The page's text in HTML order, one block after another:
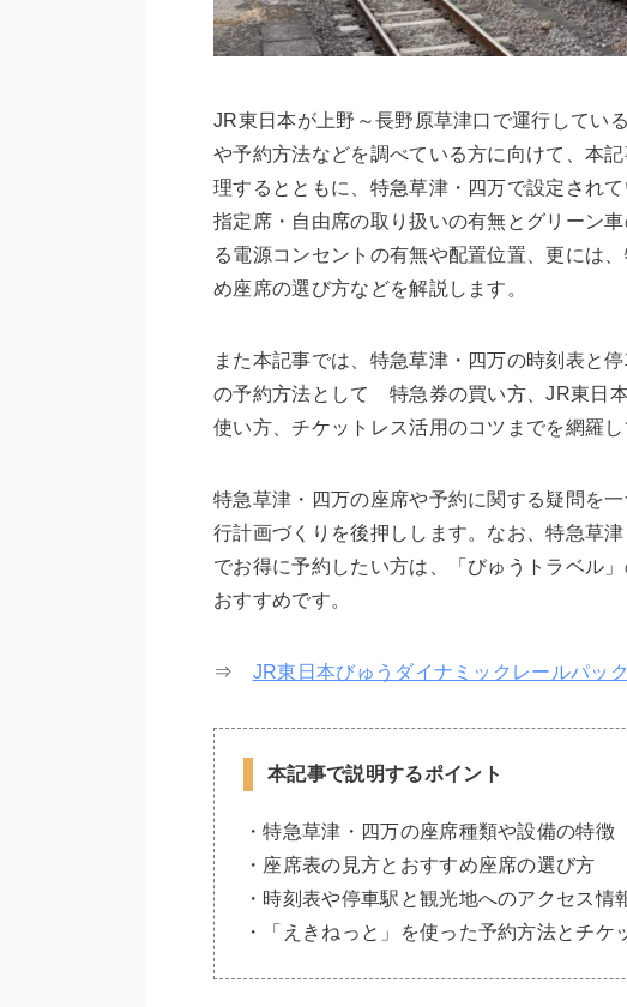
JR東日本が上野～長野原草津口で運行してい
や予約方法などを調べている方に向けて、本
理するとともに、特急草津・四万で設定され
指定席・自由席の取り扱いの有無とグリーン
る電源コンセントの有無や配置位置、更には
め座席の選び方などを解説します。
また本記事では、特急草津・四万の時刻表と
の予約方法として 特急券の買い方、JR東日
使い方、チケットレス活用のコツまでを網羅し
特急草津・四万の座席や予約に関する疑問を
行計画づくりを後押しします。なお、特急草
でお得に予約したい方は、「びゅうトラベル
おすすめです。
⇒ JR東日本びゅうダイナミックレールパック
本記事で説明するポイント
・特急草津・四万の座席種類や設備の特徴
・座席表の見方とおすすめ座席の選び方
・時刻表や停車駅と観光地へのアクセス情
・「えきねっと」を使った予約方法とチケ